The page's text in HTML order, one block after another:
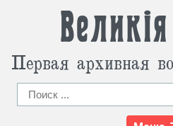
Первая архивная